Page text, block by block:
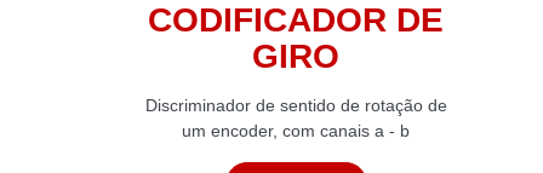
CODIFICADOR DE
GIRO
Discriminador de sentido de rotação de
um encoder, com canais a - b